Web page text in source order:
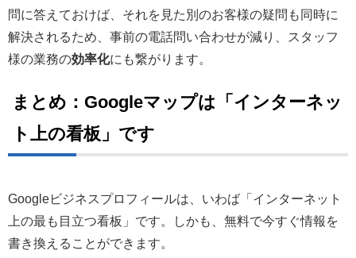
問に答えておけば、それを見た別のお客様の疑問も同時に
解決されるため、事前の電話問い合わせが減り、スタッフ
様の業務の効率化にも繋がります。
まとめ：Googleマップは「インターネッ
ト上の看板」です
Googleビジネスプロフィールは、いわば「インターネット
上の最も目立つ看板」です。しかも、無料で今すぐ情報を
書き換えることができます。